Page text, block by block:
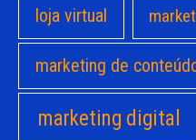
loja virtual
marketing de
marketing digital